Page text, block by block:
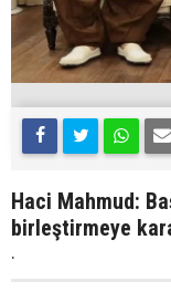
Haci Mahmud:
birleştirmeye
.